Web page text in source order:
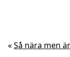
«Så nära men